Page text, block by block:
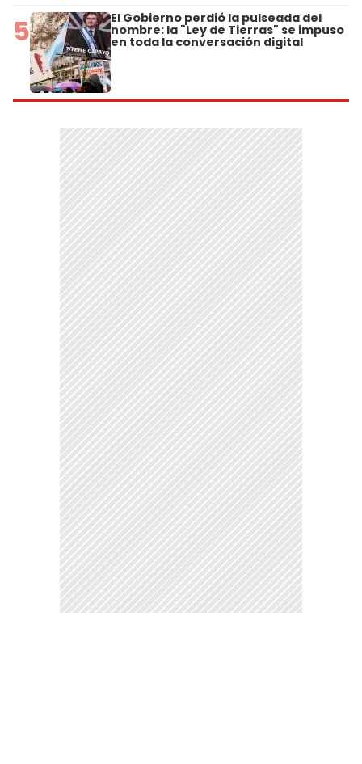
5 El Gobierno perdió la pulseada del
nombre: la "Ley de Tierras" se impuso
en toda la conversación digital